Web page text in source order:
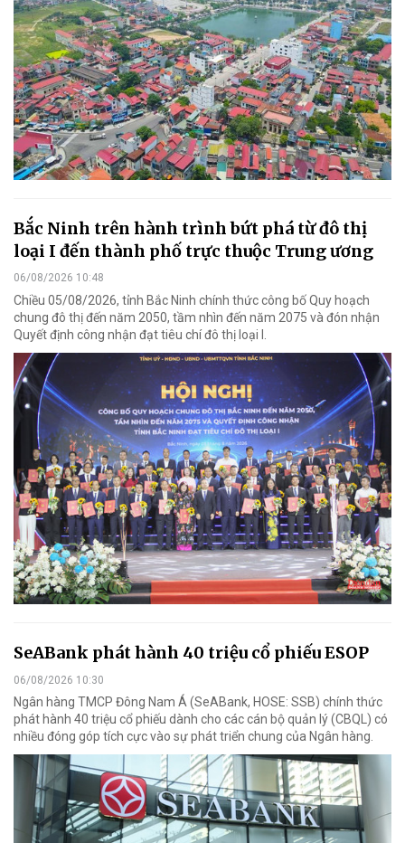
Bắc Ninh trên hành trình bứt phá từ đô thị
loại I đến thành phố trực thuộc Trung ương
06/08/2026 10:48
Chiều 05/08/2026, tỉnh Bắc Ninh chính thức công bố Quy hoạch
chung đô thị đến năm 2050, tầm nhìn đến năm 2075 và đón nhận
Quyết định công nhận đạt tiêu chí đô thị loại I.
SeABank phát hành 40 triệu cổ phiếu ESOP
06/08/2026 10:30
Ngân hàng TMCP Đông Nam Á (SeABank, HOSE: SSB) chính thức
phát hành 40 triệu cổ phiếu dành cho các cán bộ quản lý (CBQL) có
nhiều đóng góp tích cực vào sự phát triển chung của Ngân hàng.